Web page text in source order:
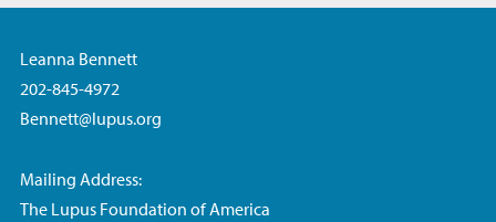
Leanna Bennett
202-845-4972
Bennett@lupus.org
Mailing Address:
The Lupus Foundation of America